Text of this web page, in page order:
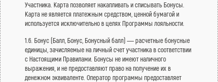
Участника. Карта позволяет накапливать и списывать Бонусы.
Карта не является платежным средством, ценной бумагой и
используется исключительно в целях Программы лояльности.
1.6. Бонус (Балл, Бонус, Бонусный балл) — расчетные бонусные
единицы, зачисляемые на личный счет участника в соответствии
с Настоящими Правилами. Бонусы не имеют наличного
выражения, и не предоставляют право на получение их в
денежном эквиваленте. Оператор программы предоставляет